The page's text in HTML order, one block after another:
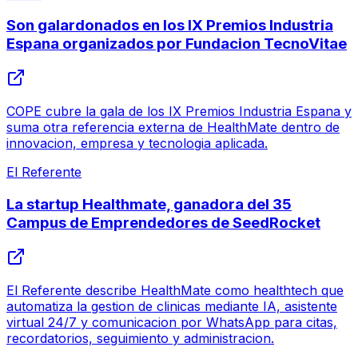
Son galardonados en los IX Premios Industria
Espana organizados por Fundacion TecnoVitae
COPE cubre la gala de los IX Premios Industria Espana y
suma otra referencia externa de HealthMate dentro de
innovacion, empresa y tecnologia aplicada.
El Referente
La startup Healthmate, ganadora del 35
Campus de Emprendedores de SeedRocket
El Referente describe HealthMate como healthtech que
automatiza la gestion de clinicas mediante IA, asistente
virtual 24/7 y comunicacion por WhatsApp para citas,
recordatorios, seguimiento y administracion.